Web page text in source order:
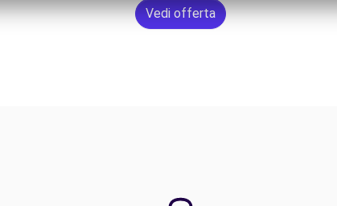
Vedi offerta